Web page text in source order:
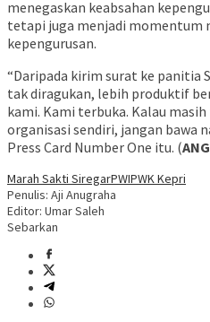
menegaskan keabsahan
tetapi juga menjadi momentum
kepengurusan.
“Daripada kirim surat ke panitia
tak diragukan, lebih produktif
kami. Kami terbuka. Kalau
organisasi sendiri, jangan bawa
Press Card Number One itu. (ANG
Marah Sakti SiregarPWIPWK Kepri
Penulis: Aji Anugraha
Editor: Umar Saleh
Sebarkan